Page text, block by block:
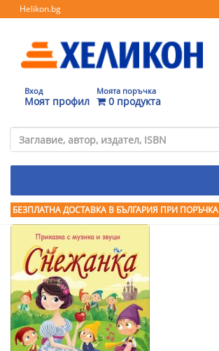
Helikon.bg
Вход
Моят профил
Моята поръчка
0 продукта
БЕЗПЛАТНА ДОСТАВКА В БЪЛГАРИЯ ПРИ ПОРЪЧКА